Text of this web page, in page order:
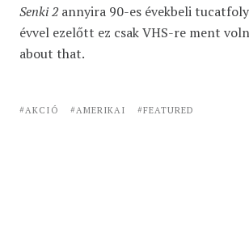
Senki 2annyira 90-es évekbeli
évvel ezelőtt ez csak VHS-re ment
about that.
AKCIÓ AMERIKAI FEATURED